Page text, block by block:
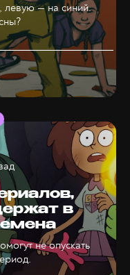
левую — на синий.
в
не опускать